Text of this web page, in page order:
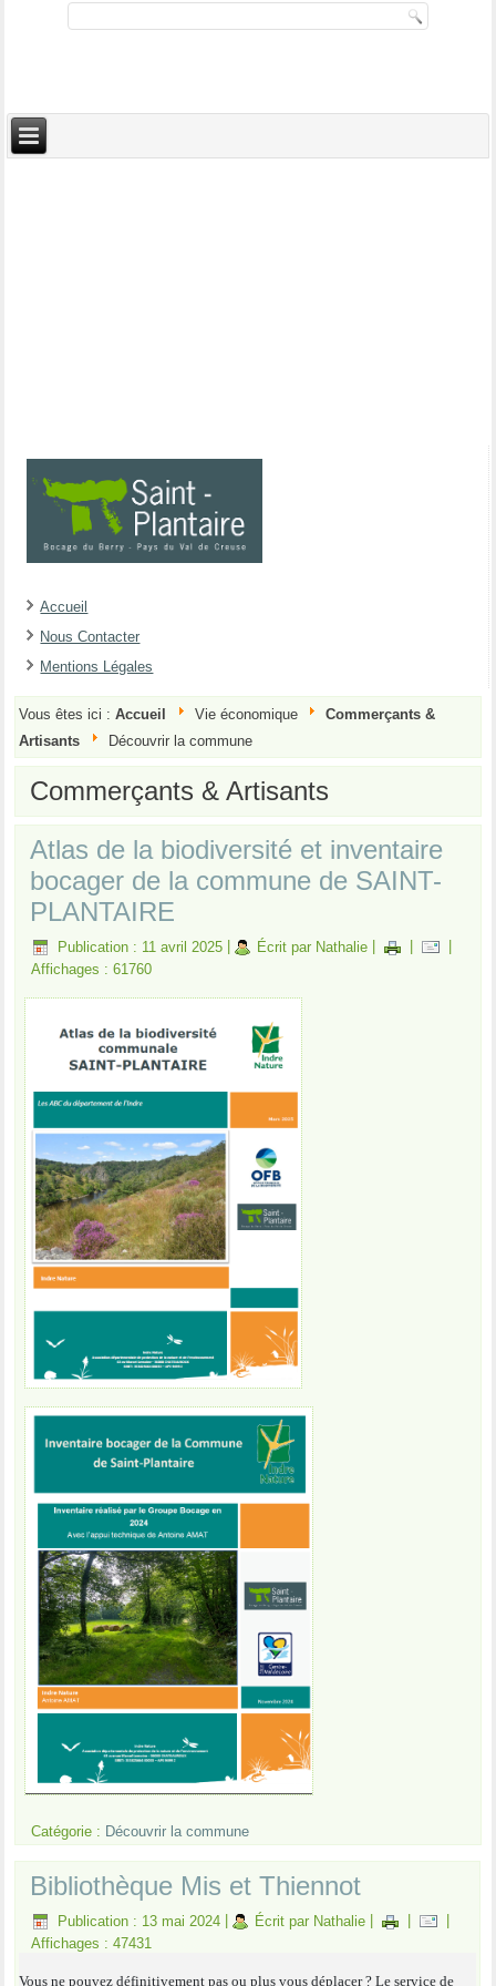
Accueil
Nous Contacter
Mentions Légales
Vous êtes ici :Accueil Vie économique
Commerçants &
Artisants
Découvrir la commune
Commerçants & Artisants
Atlas de la biodiversité et inventaire
bocager de la commune de SAINT-
PLANTAIRE
Publication : 11 avril 2025 Écrit par Nathalie
Affichages : 61760
Catégorie : Découvrir la commune
Bibliothèque Mis et Thiennot
Publication : 13 mai 2024 Écrit par Nathalie
Affichages : 47431
Vous ne pouvez définitivement pas ou plus vous déplacer ? Le service de